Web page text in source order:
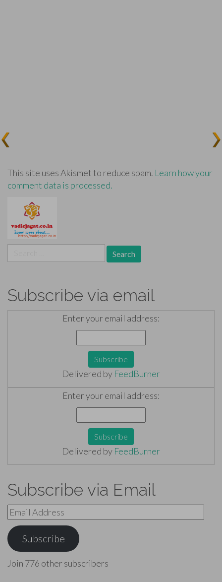
This site uses Akismet to reduce spam. Learn how your
comment data is processed.
for:
Subscribe via email
Enter your email address:
Delivered by FeedBurner
Enter your email address:
Delivered by FeedBurner
Subscribe via Email
Email
Address
Subscribe
Join 776 other subscribers